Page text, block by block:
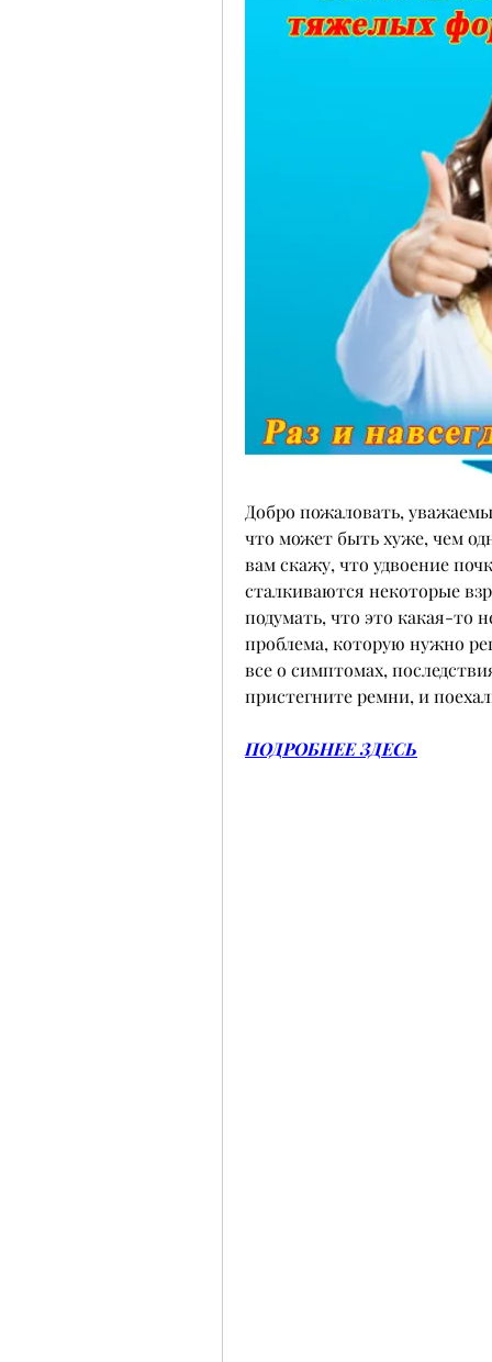
Добро пожаловать,
что может быть хуже, чем
вам скажу, что удвоение
сталкиваются некоторые
подумать, что это какая-то
проблема, которую нужно
все о симптомах,
пристегните ремни, и
ПОДРОБНЕЕ ЗДЕСЬ